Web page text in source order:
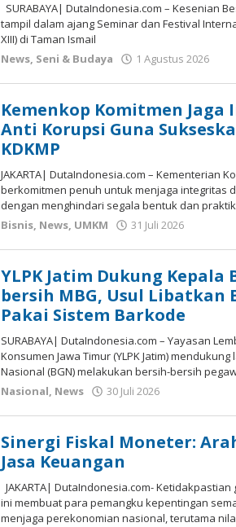
SURABAYA| DutaIndonesia.com – Kesenian
tampil dalam ajang Seminar dan Festival
XIII) di Taman Ismail
News, Seni & Budaya 1 Agustus 2026
Kemenkop Komitmen Jaga
Anti Korupsi Guna
KDKMP
JAKARTA| DutaIndonesia.com – Kementerian
berkomitmen penuh untuk menjaga integritas
dengan menghindari segala bentuk dan
Bisnis, News, UMKM 31 Juli 2026
YLPK Jatim Dukung Kepala
bersih MBG, Usul Libatkan
Pakai Sistem Barkode
SURABAYA| DutaIndonesia.com – Yayasan
Konsumen Jawa Timur (YLPK Jatim)
Nasional (BGN) melakukan bersih-bersih
Nasional, News 30 Juli 2026
Susanto
Sinergi Fiskal Moneter:
Jasa Keuangan
JAKARTA| DutaIndonesia.com-
ini membuat para pemangku kepentingan
menjaga perekonomian nasional, terutama